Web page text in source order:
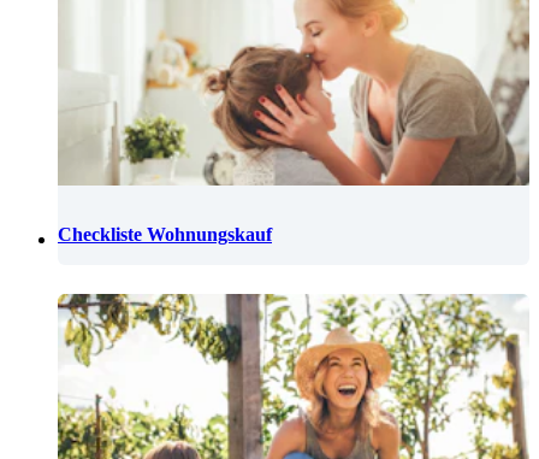
Checkliste Wohnungskauf